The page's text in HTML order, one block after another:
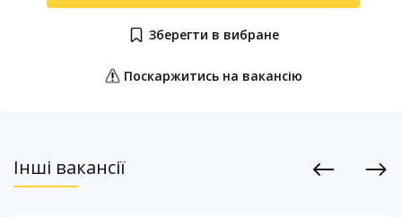
Зберегти в вибране
Поскаржитись на вакансію
Інші вакансії